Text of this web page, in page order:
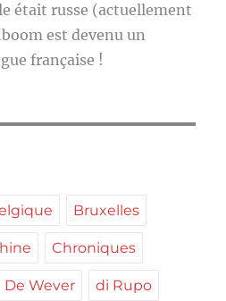
était russe (actuellement
est devenu un
française !
Bruxelles
Chroniques
De Wever di Rupo